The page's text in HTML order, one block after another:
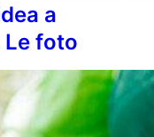
a
Le foto